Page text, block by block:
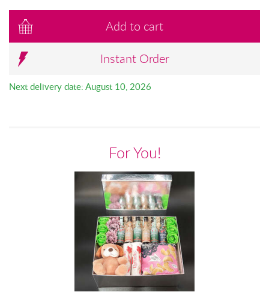
Add to cart
Instant Order
Next delivery date: August 10, 2026
For You!